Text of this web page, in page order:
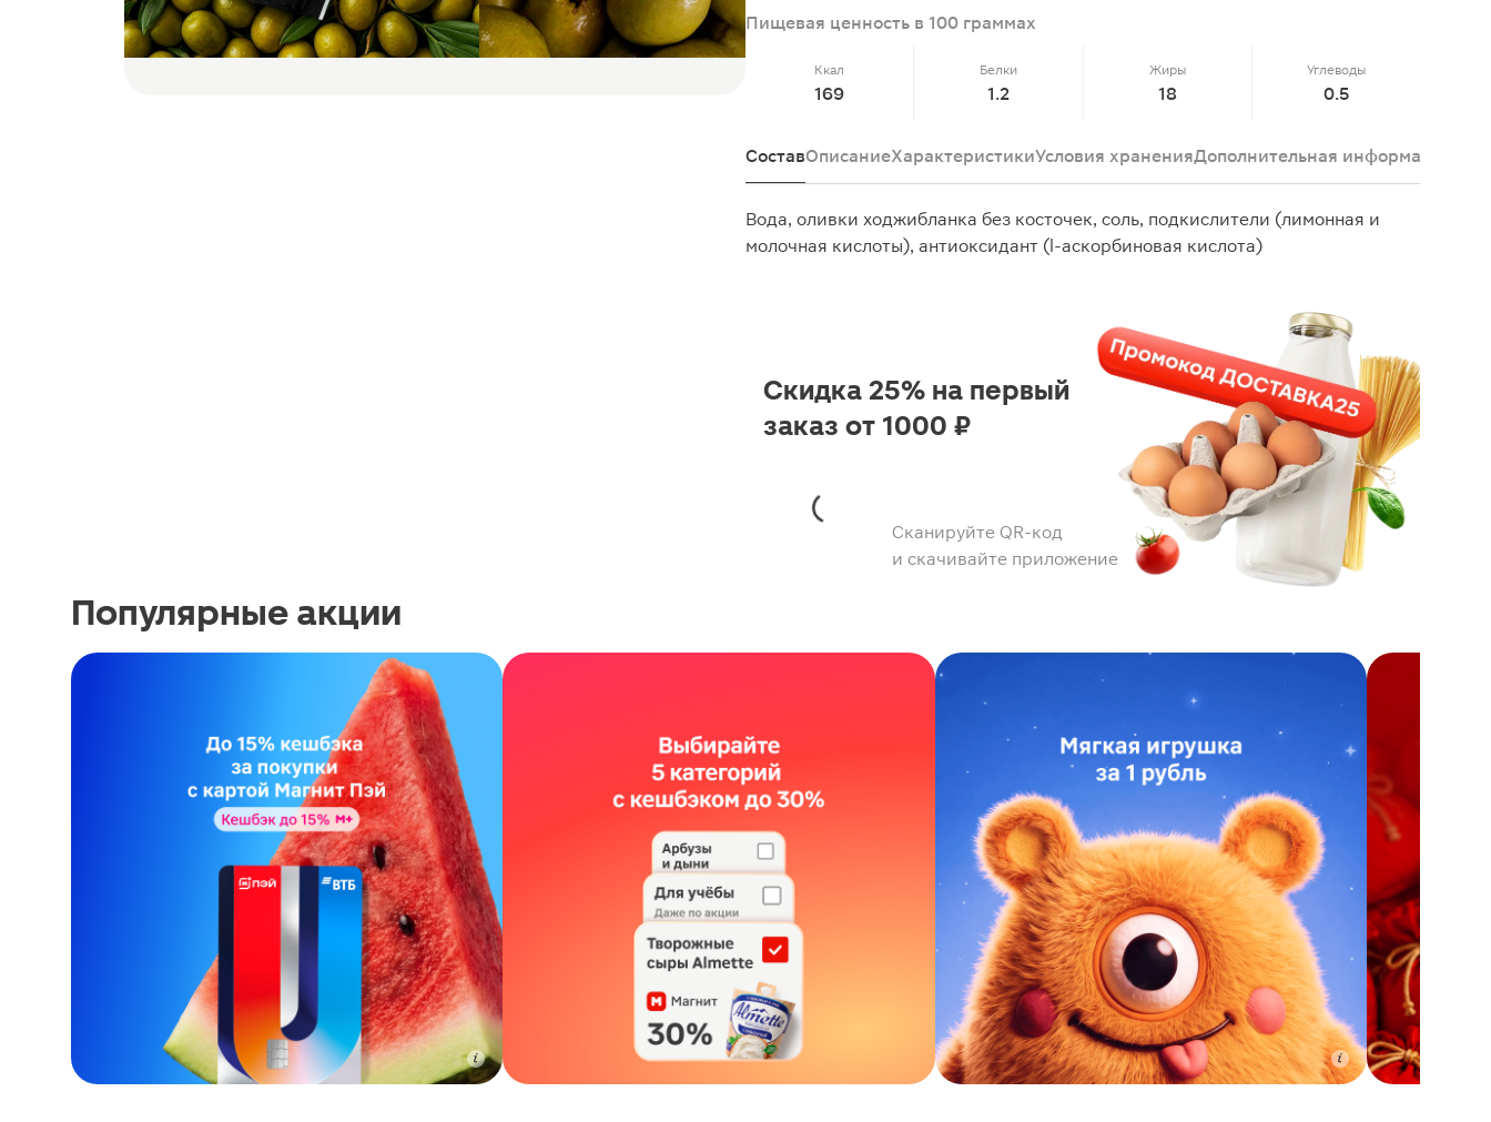
Пищевая ценность в 100 граммах
Ккал
169
Белки
1.2
Жиры
18
Углеводы
0.5
СоставОписаниеХарактеристикиУсловия храненияДополнительная информация
Вода, оливки ходжибланка без косточек, соль, подкислители (лимонная и
молочная кислоты), антиоксидант (l-аскорбиновая кислота)
Сканируйте QR-код
и скачивайте приложение
Скидка 25% на первый
заказ от 1000 ₽
Популярные акции